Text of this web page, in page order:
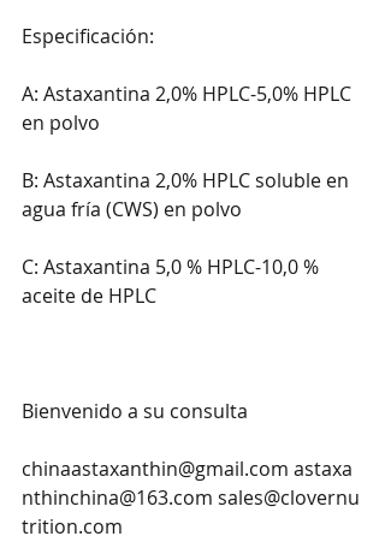
Especificación:
A: Astaxantina 2,0% HPLC-5,0% HPLC
en polvo
B: Astaxantina 2,0% HPLC soluble en
agua fría (CWS) en polvo
C: Astaxantina 5,0 % HPLC-10,0 %
aceite de HPLC
Bienvenido a su consulta
chinaastaxanthin@gmail.com astaxa
nthinchina@163.com sales@clovernu
trition.com